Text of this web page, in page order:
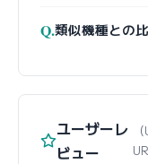
Q.類似機種との
ユーザーレ
ビュー